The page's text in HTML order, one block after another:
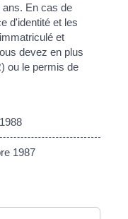
ans. En cas de
d'identité et les
et
devez en plus
ou le permis de
1987